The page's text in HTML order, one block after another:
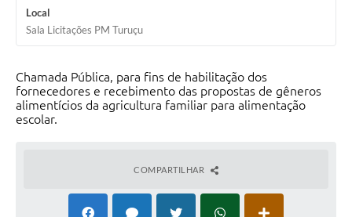
Local
Sala Licitações PM Turuçu
Chamada Pública, para fins de habilitação dos
fornecedores e recebimento das propostas de gêneros
alimentícios da agricultura familiar para alimentação
escolar.
COMPARTILHAR